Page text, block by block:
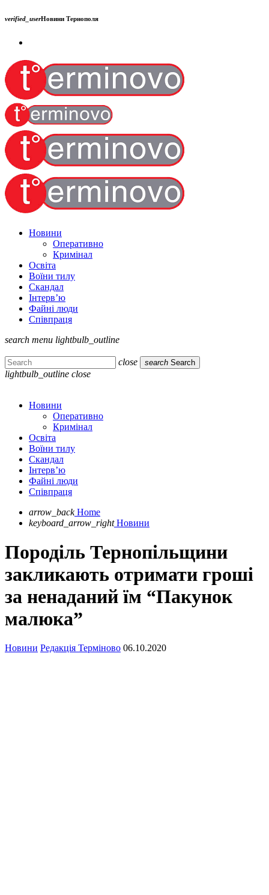
verified_userНовини Тернополя
Новини
Оперативно
Кримінал
Освіта
Воїни тилу
Скандал
Інтерв’ю
Файні люди
Співпраця
search menu lightbulb_outline
close search Search
lightbulb_outline close
Новини
Оперативно
Кримінал
Освіта
Воїни тилу
Скандал
Інтерв’ю
Файні люди
Співпраця
arrow_back Home
keyboard_arrow_right Новини
Породіль Тернопільщини
закликають отримати гроші
за ненаданий їм “Пакунок
малюка”
Новини Редакція Терміново 06.10.2020